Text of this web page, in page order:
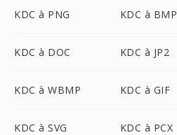
KDC à PNG KDC à BMP
KDC à DOC KDC à JP2
KDC à WBMP KDC à GIF
KDC à SVG KDC à PCX